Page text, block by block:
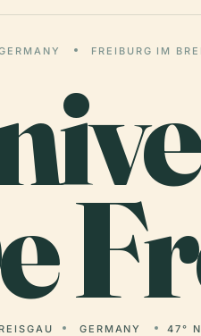
FREIBURG IM
GERMANY 47°